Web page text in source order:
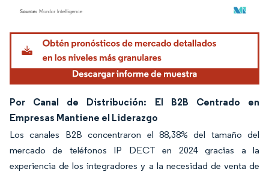
Imagen © Mordor Intelligence. El uso requiere atribución según CC BY 4.0.
Por Canal de Distribución: El B2B Centrado en
Empresas Mantiene el Liderazgo
Los canales B2B concentraron el 88,38% del tamaño del
mercado de teléfonos IP DECT en 2024 gracias a la
experiencia de los integradores y a la necesidad de venta de